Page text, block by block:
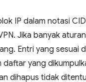
IP dalam notasi
Jika banyak
Entri yang sesuai
yang
dihapus tidak